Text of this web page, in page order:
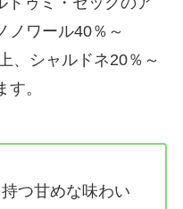
ノワール40％～
、シャルドネ20％～
。
つ甘めな味わい